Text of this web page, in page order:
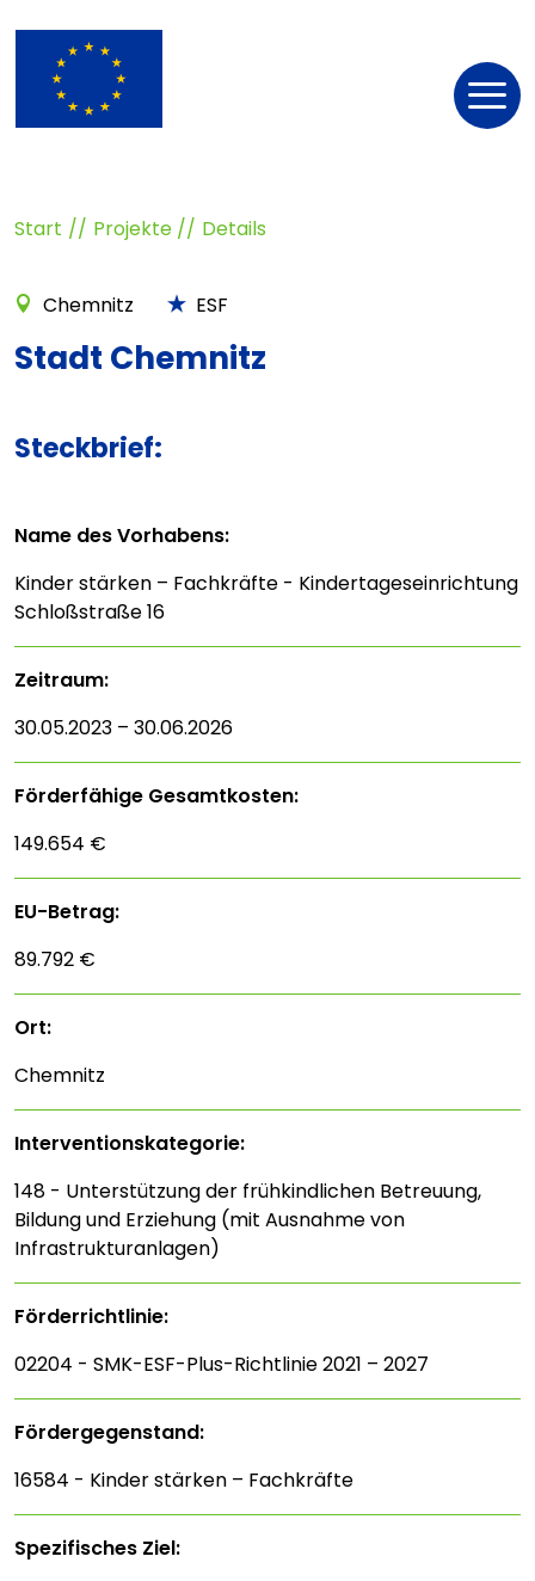
Start Projekte Details
Chemnitz ESF
Stadt Chemnitz
Steckbrief:
Name des Vorhabens:
Kinder stärken – Fachkräfte - Kindertageseinrichtung
Schloßstraße 16
Zeitraum:
30.05.2023 – 30.06.2026
Förderfähige Gesamtkosten:
149.654 €
EU-Betrag:
89.792 €
Ort:
Chemnitz
Interventions­kategorie:
148 - Unterstützung der frühkindlichen Betreuung,
Bildung und Erziehung (mit Ausnahme von
Infrastrukturanlagen)
Förderrichtlinie:
02204 - SMK-ESF-Plus-Richtlinie 2021 – 2027
Fördergegenstand:
16584 - Kinder stärken – Fachkräfte
Spezifisches Ziel: